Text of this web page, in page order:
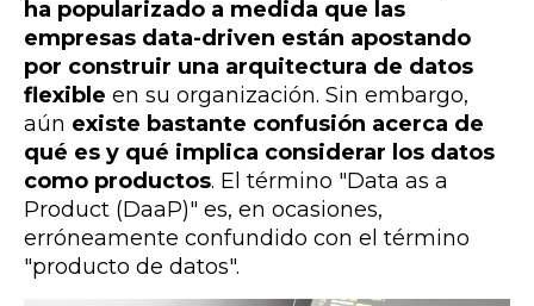
ha popularizado a medida que las
empresas data-driven están apostando
por construir una arquitectura de datos
flexible en su organización. Sin embargo,
aún existe bastante confusión acerca de
qué es y qué implica considerar los datos
como productos. El término "Data as a
Product (DaaP)" es, en ocasiones,
erróneamente confundido con el término
"producto de datos".